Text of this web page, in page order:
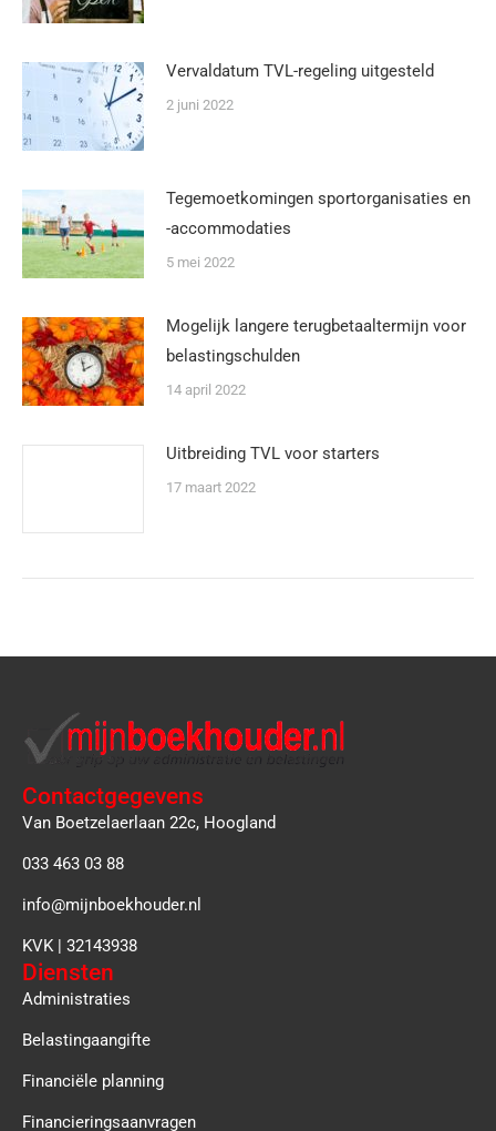
Vervaldatum TVL-regeling uitgesteld
2 juni 2022
Tegemoetkomingen sportorganisaties en
-accommodaties
5 mei 2022
Mogelijk langere terugbetaaltermijn voor
belastingschulden
14 april 2022
Uitbreiding TVL voor starters
17 maart 2022
Contactgegevens
Van Boetzelaerlaan 22c, Hoogland
033 463 03 88
info@mijnboekhouder.nl
KVK | 32143938
Diensten
Administraties
Belastingaangifte
Financiële planning
Financieringsaanvragen